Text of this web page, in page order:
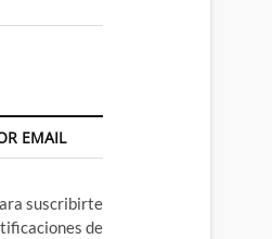
EMAIL
suscribirte
de